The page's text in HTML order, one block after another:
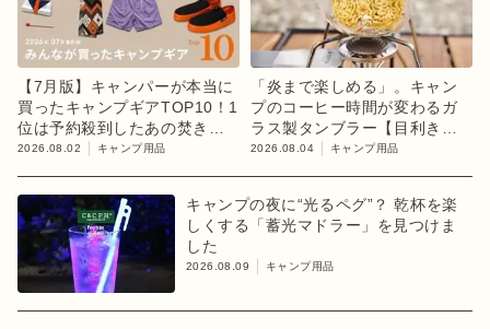
【7月版】キャンパーが本当に
買ったキャンプギアTOP10！1
位は予約殺到したあの焚き火
台
2026.08.02 キャンプ用品
「炎まで楽しめる」。キャン
プのコーヒー時間が変わるガ
ラス製タンブラー【目利きの
キャンプギア】
2026.08.04 キャンプ用品
キャンプの夜に“光るペグ”？ 乾杯を楽
しくする「蓄光マドラー」を見つけま
した
2026.08.09 キャンプ用品